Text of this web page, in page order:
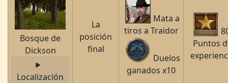
Bosque de
Dickson
Localización
La
posición
final
Mata a
tiros a Traidor
Duelos
ganados x10
Puntos